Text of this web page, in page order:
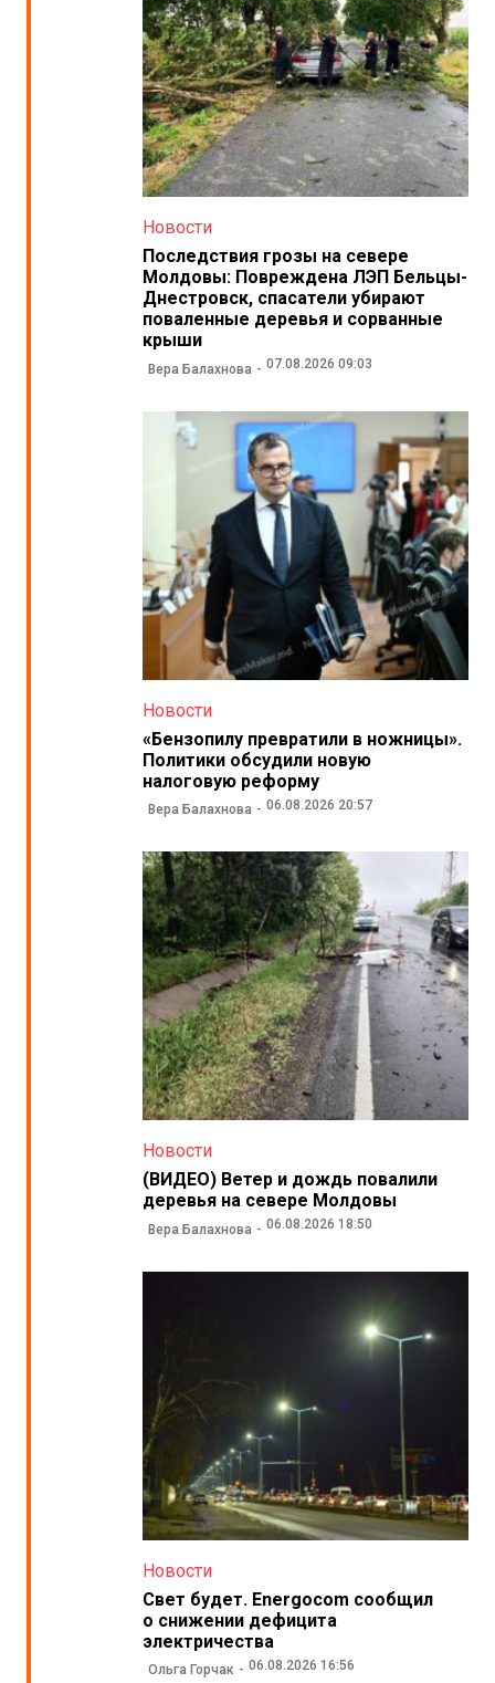
Новости
Последствия грозы на севере
Молдовы: Повреждена ЛЭП Бельцы-
Днестровск, спасатели убирают
поваленные деревья и сорванные
крыши
Вера Балахнова 07.08.2026 09:03
Новости
«Бензопилу превратили в ножницы».
Политики обсудили новую
налоговую реформу
Вера Балахнова 06.08.2026 20:57
Новости
(ВИДЕО) Ветер и дождь повалили
деревья на севере Молдовы
Вера Балахнова 06.08.2026 18:50
Новости
Свет будет. Energocom сообщил
о снижении дефицита
электричества
Ольга Горчак 06.08.2026 16:56